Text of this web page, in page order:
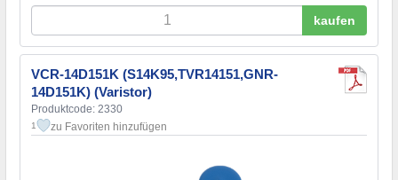
kaufen
VCR-14D151K (S14K95,TVR14151,GNR-
14D151K) (Varistor)
Produktcode: 2330
1 zu Favoriten hinzufügen